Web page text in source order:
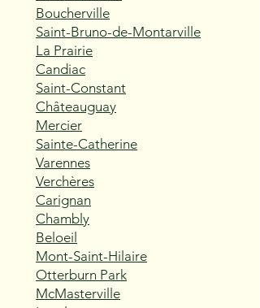
Boucherville
Saint-Bruno-de-Montarville
La Prairie
Candiac
Saint-Constant
Châteauguay
Mercier
Sainte-Catherine
Varennes
Verchères
Carignan
Chambly
Beloeil
Mont-Saint-Hilaire
Otterburn Park
McMasterville